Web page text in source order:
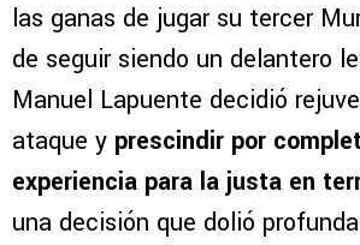
las ganas de jugar su tercer
de seguir siendo un delantero
Manuel Lapuente decidió
ataque y prescindir por
experiencia para la justa en
una decisión que dolió